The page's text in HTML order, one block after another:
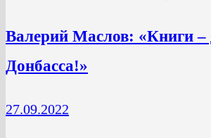
Валерий Маслов: «Книги –
Донбасса!»
27.09.2022